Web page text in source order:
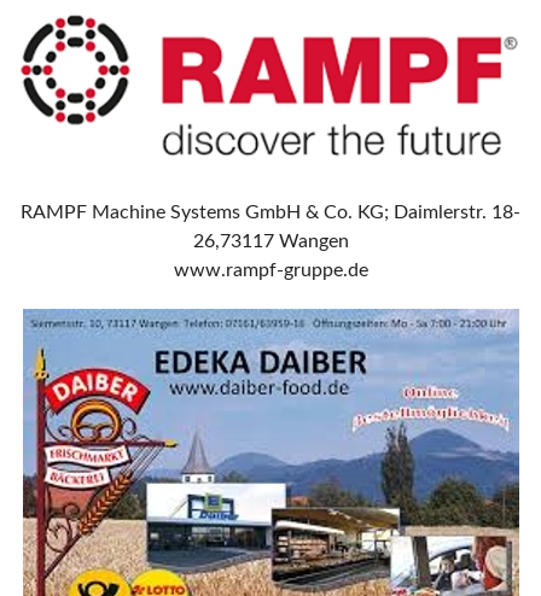
RAMPF Machine Systems GmbH & Co. KG; Daimlerstr. 18-
26,73117 Wangen
www.rampf-gruppe.de